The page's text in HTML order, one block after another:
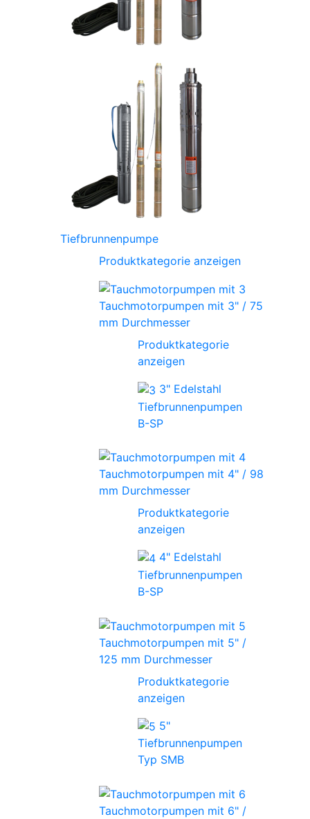
Tiefbrunnenpumpe
Produktkategorie anzeigen
Tauchmotorpumpen mit 3" / 75
mm Durchmesser
Produktkategorie
anzeigen
3" Edelstahl
Tiefbrunnenpumpen
B-SP
Tauchmotorpumpen mit 4" / 98
mm Durchmesser
Produktkategorie
anzeigen
4" Edelstahl
Tiefbrunnenpumpen
B-SP
Tauchmotorpumpen mit 5" /
125 mm Durchmesser
Produktkategorie
anzeigen
5"
Tiefbrunnenpumpen
Typ SMB
Tauchmotorpumpen mit 6" /